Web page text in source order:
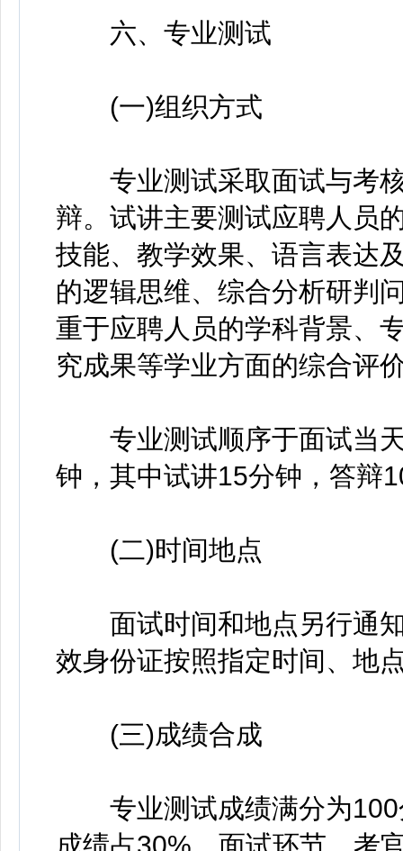
六、专业测试
(一)组织方式
专业测试采取面试与考核
辩。试讲主要测试应聘人员
技能、教学效果、语言表达
的逻辑思维、综合分析研判
重于应聘人员的学科背景、
究成果等学业方面的综合评
专业测试顺序于面试当天
钟，其中试讲15分钟，答辩
(二)时间地点
面试时间和地点另行通知
效身份证按照指定时间、地
(三)成绩合成
专业测试成绩满分为100